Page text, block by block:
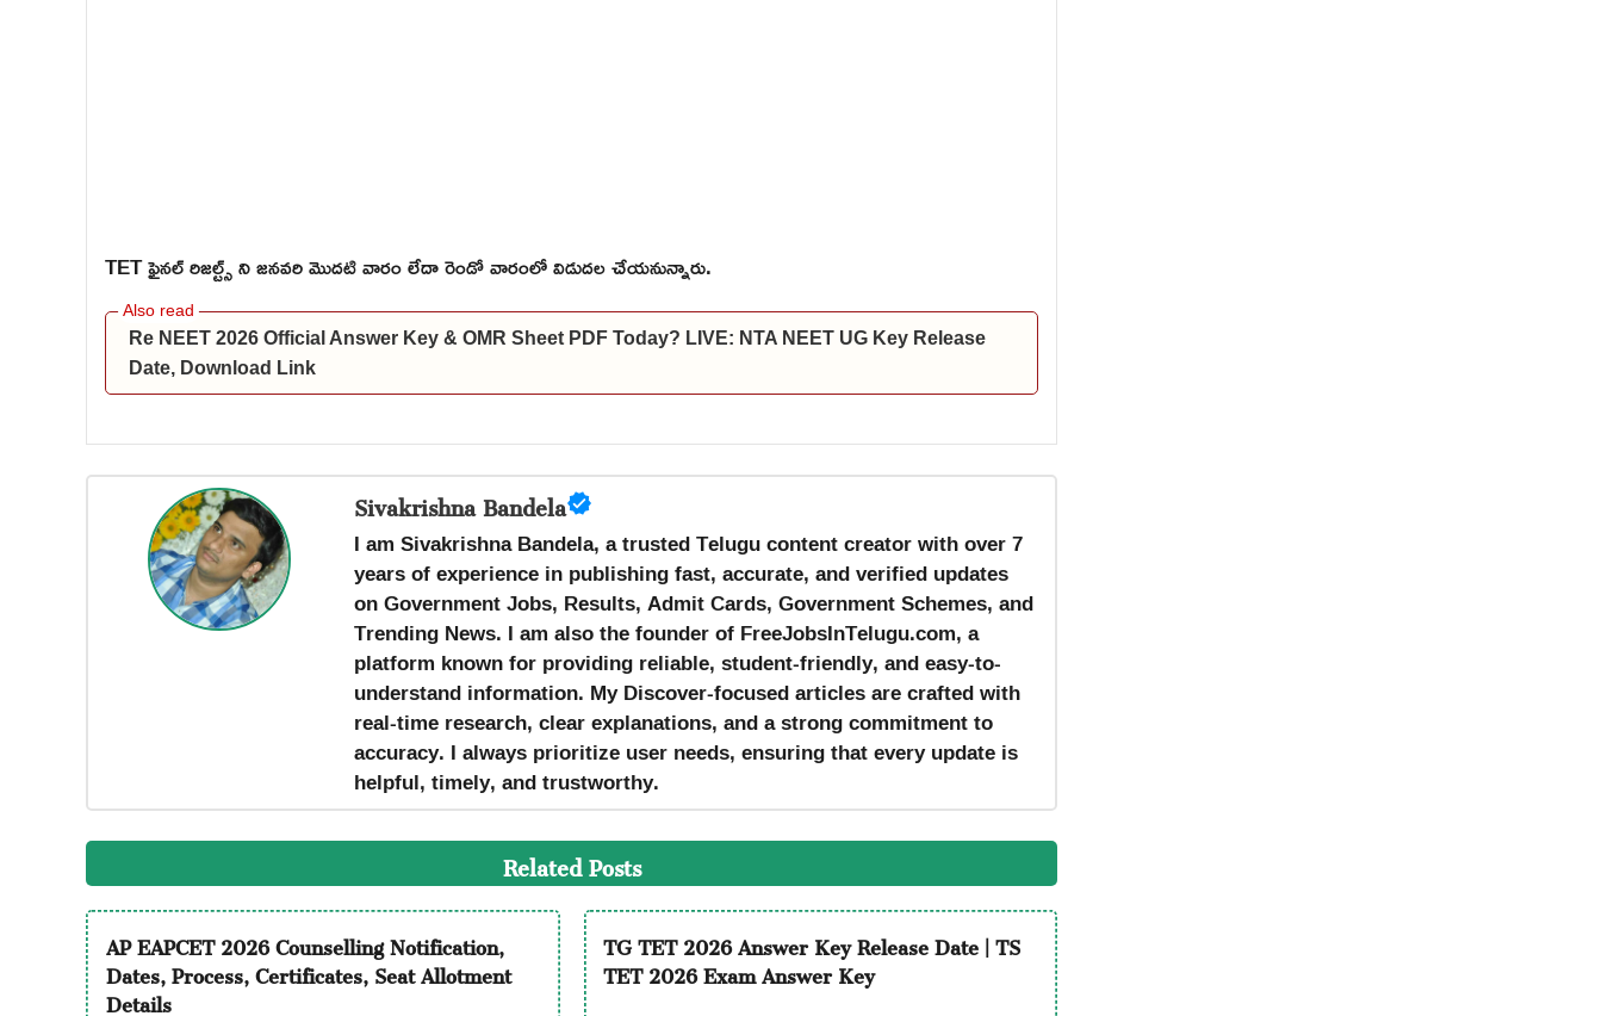
TET ఫైనల్ రిజల్ట్స్ ని జనవరి మొదటి వారం లేదా రెండో వారంలో విడుదల చేయనున్నారు.
Re NEET 2026 Official Answer Key & OMR Sheet PDF Today? LIVE: NTA NEET UG Key Release
Date, Download Link
Sivakrishna Bandela
I am Sivakrishna Bandela, a trusted Telugu content creator with over 7
years of experience in publishing fast, accurate, and verified updates
on Government Jobs, Results, Admit Cards, Government Schemes, and
Trending News. I am also the founder of FreeJobsInTelugu.com, a
platform known for providing reliable, student-friendly, and easy-to-
understand information. My Discover-focused articles are crafted with
real-time research, clear explanations, and a strong commitment to
accuracy. I always prioritize user needs, ensuring that every update is
helpful, timely, and trustworthy.
Related Posts
AP EAPCET 2026 Counselling Notification,
Dates, Process, Certificates, Seat Allotment
Details
TG TET 2026 Answer Key Release Date | TS
TET 2026 Exam Answer Key